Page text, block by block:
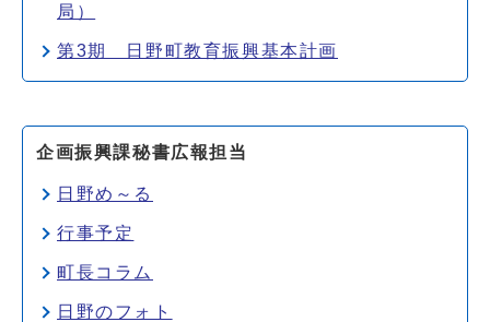
局）
第3期 日野町教育振興基本計画
企画振興課秘書広報担当
日野め～る
行事予定
町長コラム
日野のフォト